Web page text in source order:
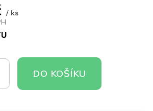
/ ks
DO KOŠÍKU